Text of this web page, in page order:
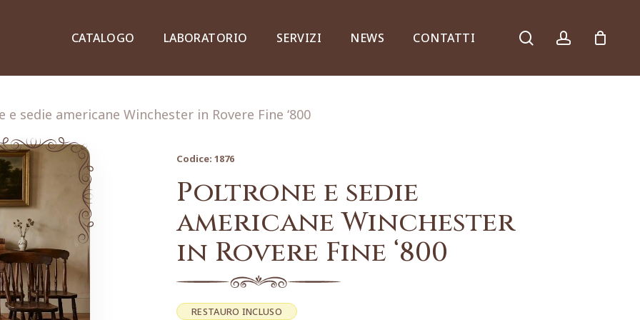
CATALOGO
Credenze, piattaie e vetrine
Lampade e lampadari Specchiere e consolle
Dipinti e stampe
LABORATORIO SERVIZI NEWS CONTATTI searchaccount
e sedie americane Winchester in Rovere Fine ‘800
Codice: 1876
Poltrone e sedie
americane Winchester
in Rovere Fine ‘800
RESTAURO INCLUSO